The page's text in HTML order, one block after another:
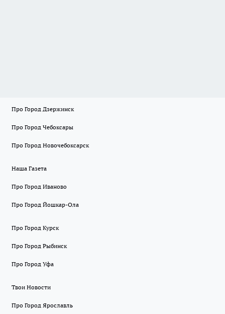
Про Город Дзержинск
Про Город Чебоксары
Про Город Новочебоксарск
Наша Газета
Про Город Иваново
Про Город Йошкар-Ола
Про Город Курск
Про Город Рыбинск
Про Город Уфа
Твои Новости
Про Город Ярославль